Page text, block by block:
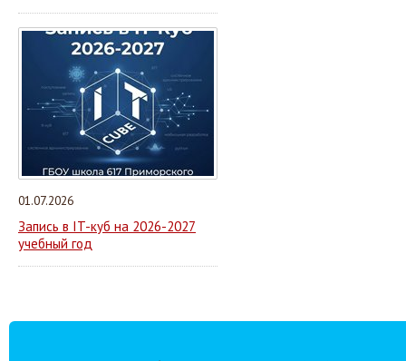
01.07.2026
Запись в IT-куб на 2026-2027
учебный год